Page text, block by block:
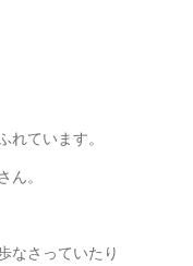
ています。
。
なさっていたり